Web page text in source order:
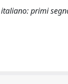
primi